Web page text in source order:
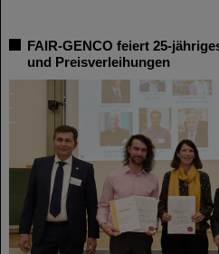
FAIR-GENCO feiert 25-
und Preisverleihungen